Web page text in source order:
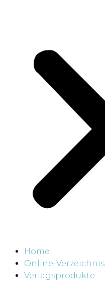
Home
Online-Verzeichnis
Verlagsprodukte